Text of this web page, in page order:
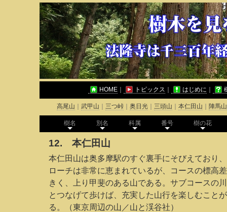
HOME トピックス はじめに
高尾山 武甲山 三つ峠 奥日光 三頭山 本仁田山 陣馬山
樹名 別名 科属 番号 樹の花
12. 本仁田山
本仁田山は奥多摩駅のすぐ裏手にそびえており
ローチは非常に恵まれているが、コースの標高
きく、上り甲斐のある山である。サブコースの
とつなげて歩けば、充実した山行を楽しむこと
る。（東京周辺の山／山と渓谷社）